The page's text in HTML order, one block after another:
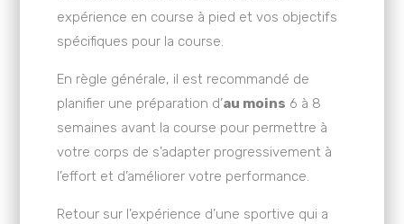
expérience en course à pied et vos objectifs
spécifiques pour la course.
En règle générale, il est recommandé de
planifier une préparation d’au moins 6 à 8
semaines avant la course pour permettre à
votre corps de s’adapter progressivement à
l’effort et d’améliorer votre performance.
Retour sur l’expérience d’une sportive qui a